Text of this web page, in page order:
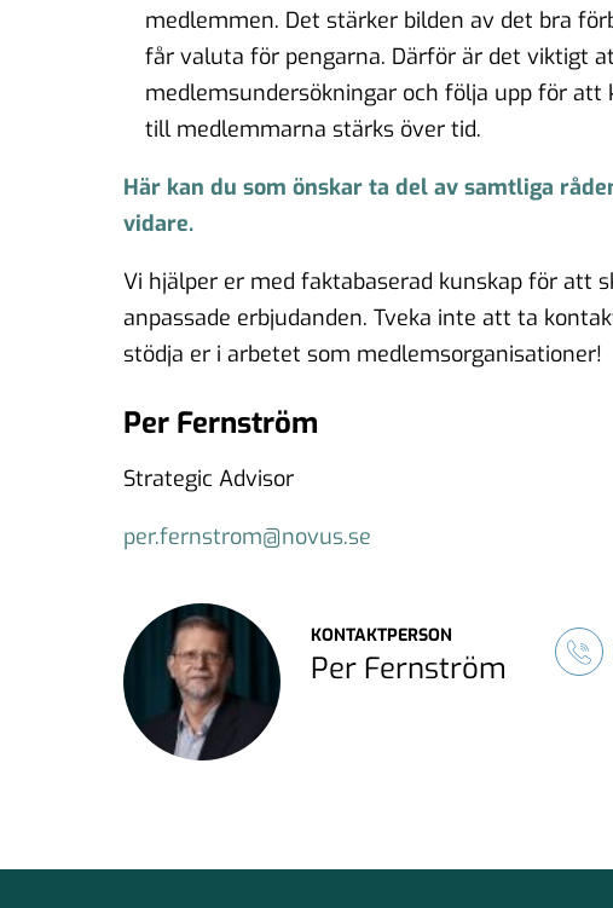
medlemmen. Det stärker bilden av det bra
får valuta för pengarna. Därför är det viktigt
medlemsundersökningar och följa upp för
till medlemmarna stärks över tid.
Här kan du som önskar ta del av samtliga
vidare.
Vi hjälper er med faktabaserad kunskap för att
anpassade erbjudanden. Tveka inte att ta
stödja er i arbetet som medlemsorganisationer!
Per Fernström
Strategic Advisor
per.fernstrom@novus.se
KONTAKTPERSON
Per Fernström